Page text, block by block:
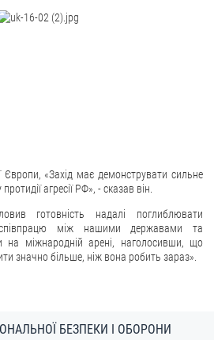
Європи, «Захід має демонструвати сильне
агресії РФ», - сказав він.
готовність надалі поглиблювати
між нашими державами та
на міжнародній арені, наголосивши, що
значно більше, ніж вона робить зараз».
БЕЗПЕКИ І ОБОРОНИ